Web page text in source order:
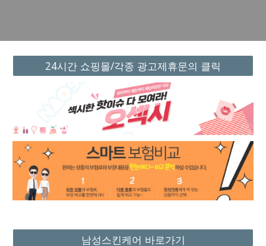
24시간 쇼핑몰/각종 광고제휴문의 클릭
남성스킨케어 바로가기